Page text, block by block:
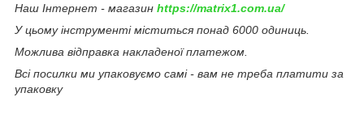
Наш Інтернет - магазин https://matrix1.com.ua/
У цьому інструменті міститься понад 6000 одиниць.
Можлива відправка накладеної платежом.
Всі посилки ми упаковуємо самі - вам не треба платити за
упаковку